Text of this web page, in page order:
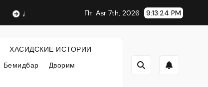
Любавический Ребе ФИЛОСОФИЯ ХАСИДИЗМА
Пт. Авг 7th, 2026 9:13:24 PM
ХАСИДСКИЕ ИСТОРИИ
Бемидбар
Дворим